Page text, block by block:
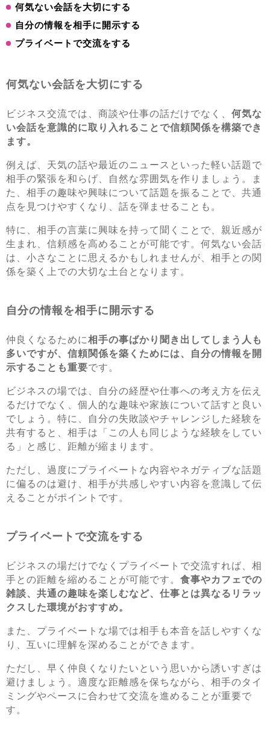
何気ない会話を大切にする
自分の情報を相手に開示する
プライベートで交流をする
何気ない会話を大切にする
ビジネス交流では、商談や仕事の話だけでなく、 何気な
い会話を意識的に取り入れることで信頼関係を構築でき
ます。
例えば、天気の話や最近のニュースといった軽い話題で
相手の緊張を和らげ、自然な雰囲気を作りましょう。ま
た、相手の趣味や興味について話題を振ることで、共通
点を見つけやすくなり、話を弾ませることも。
特に、相手の言葉に興味を持って聞くことで、親近感が
生まれ、信頼感を高めることが可能です。何気ない会話
は、小さなことに思えるかもしれませんが、相手との関
係を築く上での大切な土台となります。
自分の情報を相手に開示する
仲良くなるために相手の事ばかり聞き出してしまう人も
多いですが、信頼関係を築くためには、自分の情報を開
示することも重要です。
ビジネスの場では、自分の経歴や仕事への考え方を伝え
るだけでなく、個人的な趣味や家族について話すと良い
でしょう。特に、自分の失敗談やチャレンジした経験を
共有すると、相手は「この人も同じような経験をしてい
る」と感じ、距離が縮まります。
ただし、過度にプライベートな内容やネガティブな話題
に偏るのは避け、相手が共感しやすい内容を意識して伝
えることがポイントです。
プライベートで交流をする
ビジネスの場だけでなくプライベートで交流すれば、相
手との距離を縮めることが可能です。 食事やカフェでの
雑談、共通の趣味を楽しむなど、仕事とは異なるリラッ
クスした環境がおすすめ。
また、プライベートな場では相手も本音を話しやすくな
り、互いに理解を深めることができます。
ただし、早く仲良くなりたいという思いから誘いすぎは
避けましょう。適度な距離感を保ちながら、相手のタイ
ミングやペースに合わせて交流を進めることが重要で
す。